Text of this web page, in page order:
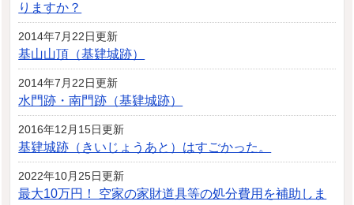
りますか？
2014年7月22日更新
基山山頂（基肄城跡）
2014年7月22日更新
水門跡・南門跡（基肄城跡）
2016年12月15日更新
基肄城跡（きいじょうあと）はすごかった。
2022年10月25日更新
最大10万円！ 空家の家財道具等の処分費用を補助しま